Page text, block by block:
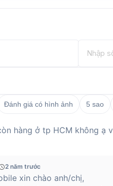
Đánh giá có hình ảnh 5 sao
hàng ở tp HCM không ạ
2 năm trước
xin chào anh/chị,